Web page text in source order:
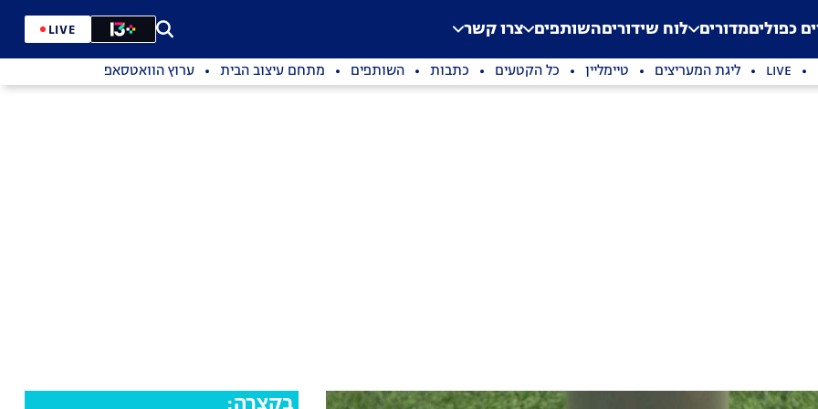
Application error: a
. כפוליםמדורים לוח שידוריםהשותפים צרו קשר LIVE
LIVE ליגת המעריצים טיימליין כל הקטעים כתבות השותפים מתחם עיצוב הבית ערוץ הוואטסאפ